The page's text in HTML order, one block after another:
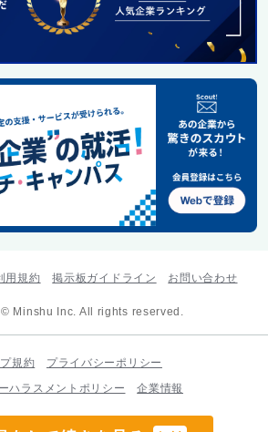
用規約 掲示板ガイドライン お問い合わせ
Minshu Inc. All rights reserved.
規約
プライバシーポリシー
ハラスメントポリシー
企業情報